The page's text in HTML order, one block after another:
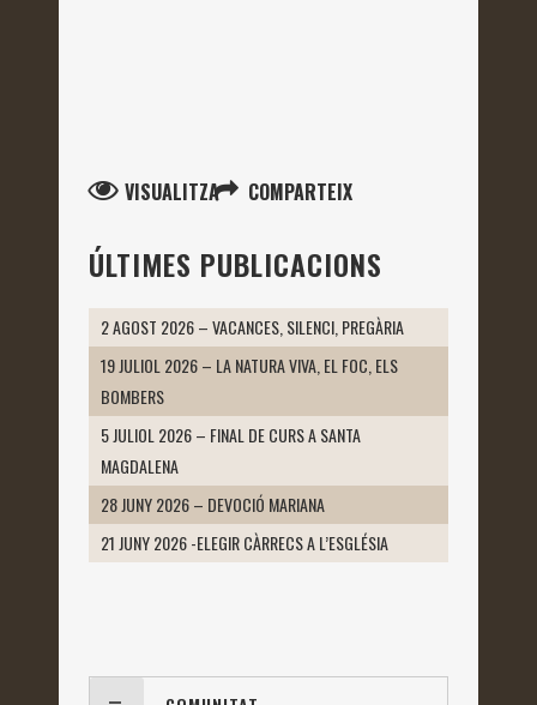
VISUALITZA COMPARTEIX
ÚLTIMES PUBLICACIONS
2 AGOST 2026 – VACANCES, SILENCI, PREGÀRIA
19 JULIOL 2026 – LA NATURA VIVA, EL FOC, ELS
BOMBERS
5 JULIOL 2026 – FINAL DE CURS A SANTA
MAGDALENA
28 JUNY 2026 – DEVOCIÓ MARIANA
21 JUNY 2026 -ELEGIR CÀRRECS A L’ESGLÉSIA